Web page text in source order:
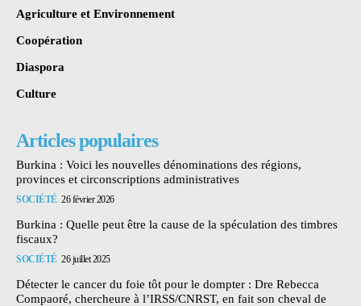
Agriculture et Environnement
Coopération
Diaspora
Culture
Articles populaires
Burkina : Voici les nouvelles dénominations des régions,
provinces et circonscriptions administratives
SOCIÉTÉ 26 février 2026
Burkina : Quelle peut être la cause de la spéculation des timbres
fiscaux?
SOCIÉTÉ 26 juillet 2025
Détecter le cancer du foie tôt pour le dompter : Dre Rebecca
Compaoré, chercheure à l’IRSS/CNRST, en fait son cheval de